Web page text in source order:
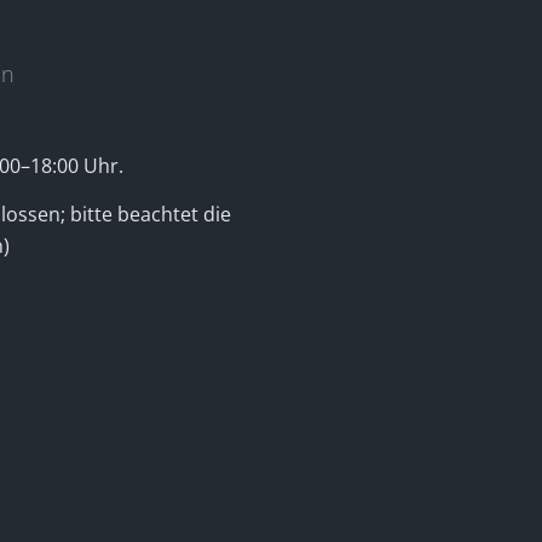
Uhr.
bitte beachtet die